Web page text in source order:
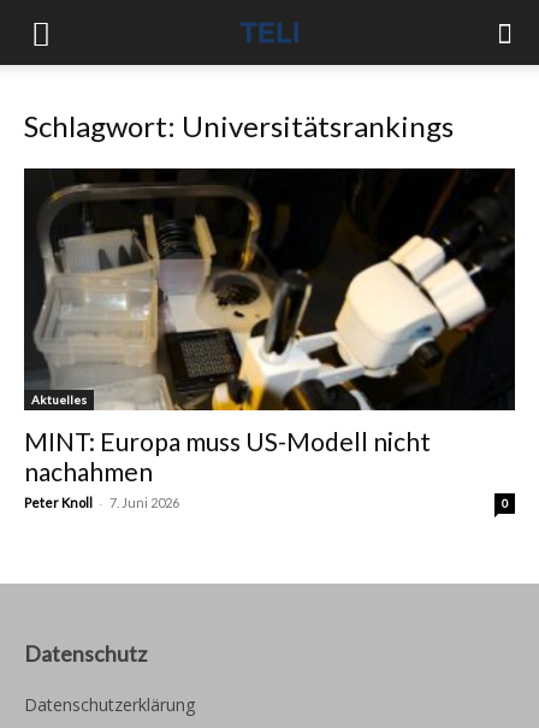
Schlagwort: Universitätsrankings
Aktuelles
MINT: Europa muss US-Modell nicht
nachahmen
Peter Knoll - 7. Juni 2026 0
Datenschutz
Datenschutzerklärung